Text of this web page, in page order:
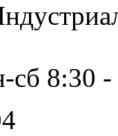
сб 8:30